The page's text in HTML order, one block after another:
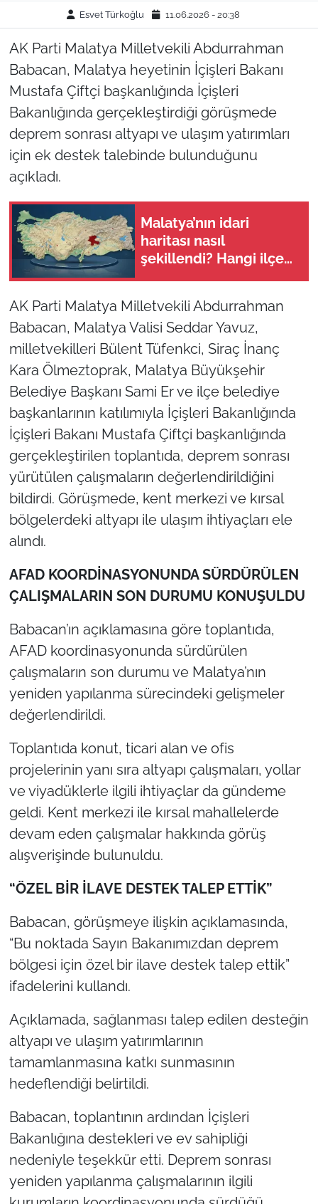
Esvet Türkoğlu 11.06.2026 - 20:38
AK Parti Malatya Milletvekili Abdurrahman
Babacan, Malatya heyetinin İçişleri Bakanı
Mustafa Çiftçi başkanlığında İçişleri
Bakanlığında gerçekleştirdiği görüşmede
deprem sonrası altyapı ve ulaşım yatırımları
için ek destek talebinde bulunduğunu
açıkladı.
Malatya’nın idari
haritası nasıl
şekillendi? Hangi ilçe
AK Parti Malatya Milletvekili Abdurrahman
Babacan, Malatya Valisi Seddar Yavuz,
milletvekilleri Bülent Tüfenkci, Siraç İnanç
Kara Ölmeztoprak, Malatya Büyükşehir
Belediye Başkanı Sami Er ve ilçe belediye
başkanlarının katılımıyla İçişleri Bakanlığında
İçişleri Bakanı Mustafa Çiftçi başkanlığında
gerçekleştirilen toplantıda, deprem sonrası
yürütülen çalışmaların değerlendirildiğini
bildirdi. Görüşmede, kent merkezi ve kırsal
bölgelerdeki altyapı ile ulaşım ihtiyaçları ele
alındı.
AFAD KOORDİNASYONUNDA SÜRDÜRÜLEN
ÇALIŞMALARIN SON DURUMU KONUŞULDU
Babacan’ın açıklamasına göre toplantıda,
AFAD koordinasyonunda sürdürülen
çalışmaların son durumu ve Malatya’nın
yeniden yapılanma sürecindeki gelişmeler
değerlendirildi.
Toplantıda konut, ticari alan ve ofis
projelerinin yanı sıra altyapı çalışmaları, yollar
ve viyadüklerle ilgili ihtiyaçlar da gündeme
geldi. Kent merkezi ile kırsal mahallelerde
devam eden çalışmalar hakkında görüş
alışverişinde bulunuldu.
“ÖZEL BİR İLAVE DESTEK TALEP ETTİK”
Babacan, görüşmeye ilişkin açıklamasında,
“Bu noktada Sayın Bakanımızdan deprem
bölgesi için özel bir ilave destek talep ettik”
ifadelerini kullandı.
Açıklamada, sağlanması talep edilen desteğin
altyapı ve ulaşım yatırımlarının
tamamlanmasına katkı sunmasının
hedeflendiği belirtildi.
Babacan, toplantının ardından İçişleri
Bakanlığına destekleri ve ev sahipliği
nedeniyle teşekkür etti. Deprem sonrası
yeniden yapılanma çalışmalarının ilgili